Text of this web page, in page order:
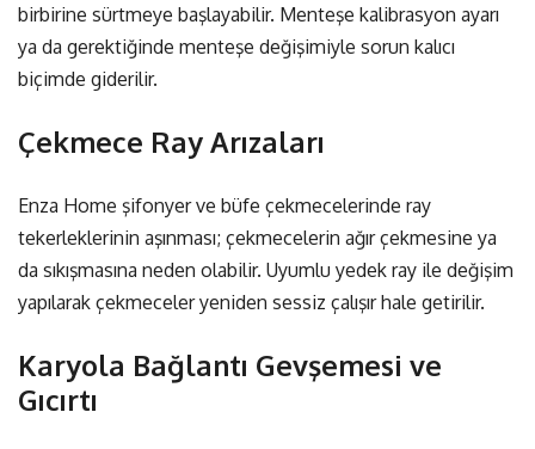
birbirine sürtmeye başlayabilir. Menteşe kalibrasyon ayarı
ya da gerektiğinde menteşe değişimiyle sorun kalıcı
biçimde giderilir.
Çekmece Ray Arızaları
Enza Home şifonyer ve büfe çekmecelerinde ray
tekerleklerinin aşınması; çekmecelerin ağır çekmesine ya
da sıkışmasına neden olabilir. Uyumlu yedek ray ile değişim
yapılarak çekmeceler yeniden sessiz çalışır hale getirilir.
Karyola Bağlantı Gevşemesi ve
Gıcırtı